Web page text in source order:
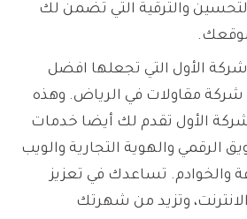
والترقية التي تضمن لك
موقعك.
الأول التي تجعلها افضل
مقاولات في الرياض. وهذه
الأول تقدم لك أيضا خدمات
الرقمي والهوية التجارية والويب
والخوادم. تساعدك في تعزيز
وتزيد من شهرتك